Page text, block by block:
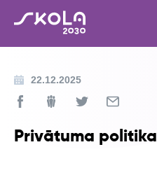
22.12.2025
Privātuma politika